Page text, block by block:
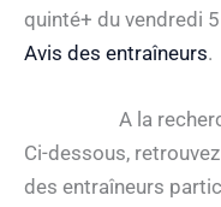
quinté+ du vendredi
Avis des entraîneurs.
A la
Ci-dessous,
des entraîneurs